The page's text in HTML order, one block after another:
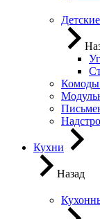
Комоды
Кухни
Назад